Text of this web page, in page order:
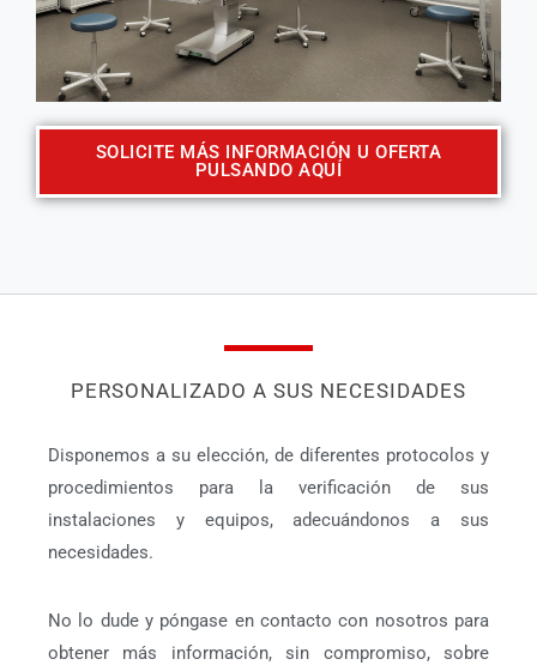
SOLICITE MÁS INFORMACIÓN U OFERTA
PULSANDO AQUÍ
PERSONALIZADO A SUS NECESIDADES
Disponemos a su elección, de diferentes protocolos y
procedimientos para la verificación de sus
instalaciones y equipos, adecuándonos a sus
necesidades.
No lo dude y póngase en contacto con nosotros para
obtener más información, sin compromiso, sobre